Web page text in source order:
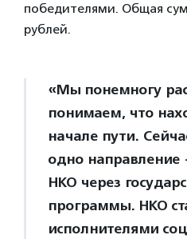
победителями. Общая
рублей.
«Мы понемногу
понимаем, что
начале пути.
одно направление
НКО через
программы. НКО
исполнителями